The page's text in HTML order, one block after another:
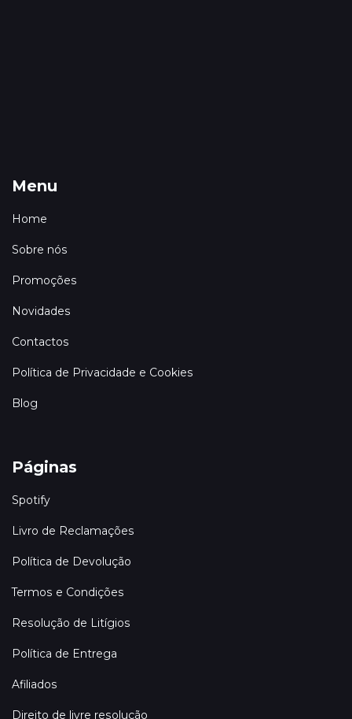
Menu
Home
Sobre nós
Promoções
Novidades
Contactos
Política de Privacidade e Cookies
Blog
Páginas
Spotify
Livro de Reclamações
Política de Devolução
Termos e Condições
Resolução de Litígios
Política de Entrega
Afiliados
Direito de livre resolução